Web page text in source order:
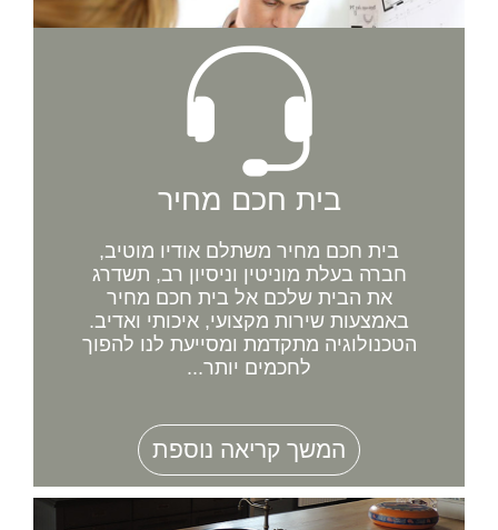
בית חכם מחיר
בית חכם מחיר משתלם אודיו מוטיב,
חברה בעלת מוניטין וניסיון רב, תשדרג
את הבית שלכם אל בית חכם מחיר
באמצעות שירות מקצועי, איכותי ואדיב.
הטכנולוגיה מתקדמת ומסייעת לנו להפוך
לחכמים יותר...
המשך קריאה נוספת